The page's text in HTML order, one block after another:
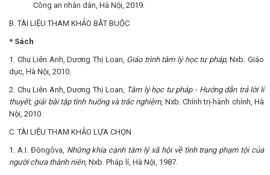
Công an nhân dân, Hà Nội, 2019.
B. TÀI LIỆU THAM KHẢO BẮT BUỘC
* Sách
1. Chu Liên Anh, Dương Thị Loan, Giáo trình tâm lý học tư pháp,Nxb. Giáo
dục, Hà Nội, 2010.
2. Chu Liên Anh, Dương Thị Loan, Tâm lý học tư pháp - Hướng dẫn trả lời lí
thuyết, giải bài tập tình huống và trắc nghiệm, Nxb. Chính trị-hành chính, Hà
Nội, 2010.
C. TÀI LIỆU THAM KHẢO LỰA CHỌN
1. A.I. Đôngôva, Những khía cạnh tâm lý xã hội về tình trạng phạm tội của
người chưa thành niên, Nxb. Pháp lí, Hà Nội, 1987.